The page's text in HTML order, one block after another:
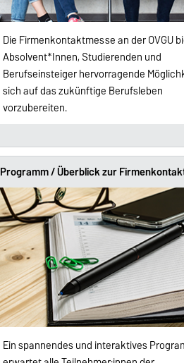
Die Firmenkontaktmesse an der OVGU
Absolvent*Innen, Studierenden und
Berufseinsteiger hervorragende
sich auf das zukünftige Berufsleben
vorzubereiten.
Programm / Überblick zur
Ein spannendes und interaktives